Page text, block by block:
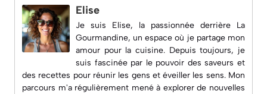
Elise
Je suis Elise, la passionnée derrière La
Gourmandine, un espace où je partage mon
amour pour la cuisine. Depuis toujours, je
suis fascinée par le pouvoir des saveurs et
des recettes pour réunir les gens et éveiller les sens. Mon
parcours m'a régulièrement mené à explorer de nouvelles